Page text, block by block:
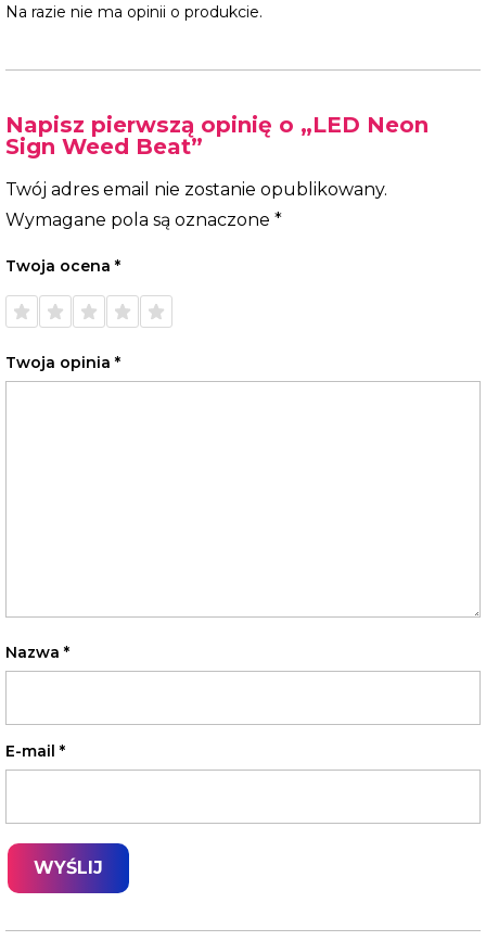
Na razie nie ma opinii o produkcie.
Napisz pierwszą opinię o „LED Neon
Sign Weed Beat”
Twój adres email nie zostanie opublikowany.
Wymagane pola są oznaczone *
Twoja ocena *
1 z 5
gwiazdek
2 z 5
gwiazdek
3 z 5
gwiazdek
4 z 5
gwiazdek
5 z 5
gwiazdek
Twoja opinia *
Nazwa *
E-mail *